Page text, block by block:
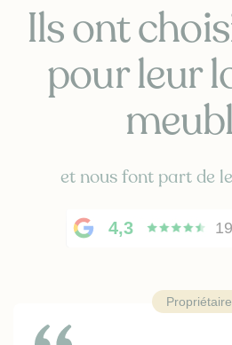
Ils ont
pour leur
et nous font part de
4,3
Propriétaire